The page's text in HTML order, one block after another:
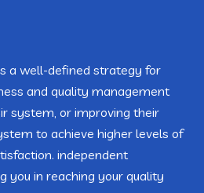
a well-defined strategy for
and quality management
system, or improving their
to achieve higher levels of
independent
you in reaching your quality